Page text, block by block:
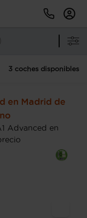
3 coches disponibles
en Madrid de
Advanced en